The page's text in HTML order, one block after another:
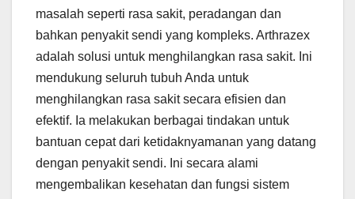
masalah seperti rasa sakit, peradangan dan
bahkan penyakit sendi yang kompleks. Arthrazex
adalah solusi untuk menghilangkan rasa sakit. Ini
mendukung seluruh tubuh Anda untuk
menghilangkan rasa sakit secara efisien dan
efektif. Ia melakukan berbagai tindakan untuk
bantuan cepat dari ketidaknyamanan yang datang
dengan penyakit sendi. Ini secara alami
mengembalikan kesehatan dan fungsi sistem